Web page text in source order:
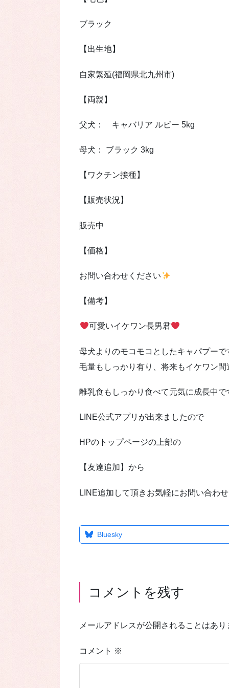
ブラック
【出生地】
自家繁殖(福岡県北九州市)
【両親】
父犬： キャバリア ルビー 5kg
母犬： ブラック 3kg
【ワクチン接種】
【販売状況】
販売中
【価格】
お問い合わせください
【備考】
可愛いイケワン長男君
母犬よりのモコモコとしたキャパプーで
毛量もしっかり有り、将来もイケワン
離乳食もしっかり食べて元気に成長中
LINE公式アプリが出来ましたので
HPのトップページの上部の
【友達追加】から
LINE追加して頂きお気軽にお問い合わ
Bluesky
コメントを残す
メールアドレスが公開されることはあり
コメント ※